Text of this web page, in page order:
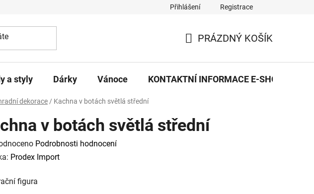
eDekor PROVOZOVNA OBCHODNÍ PODMÍNKY
Přihlášení Registrace
KOŠÍK
PRÁZDNÝ KOŠÍK
a styly Dárky Vánoce KONTAKTNÍ INFORMACE E-SHOPU
dekorace / Kachna v botách světlá střední
v botách světlá střední
Podrobnosti hodnocení
Prodex Import
figura